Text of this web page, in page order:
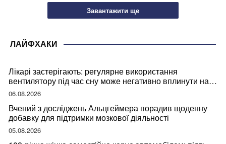
Завантажити ще
ЛАЙФХАКИ
Лікарі застерігають: регулярне використання
вентилятору під час сну може негативно вплинути на
ваше здоров’я
06.08.2026
Вчений з досліджень Альцгеймера порадив щоденну
добавку для підтримки мозкової діяльності
05.08.2026